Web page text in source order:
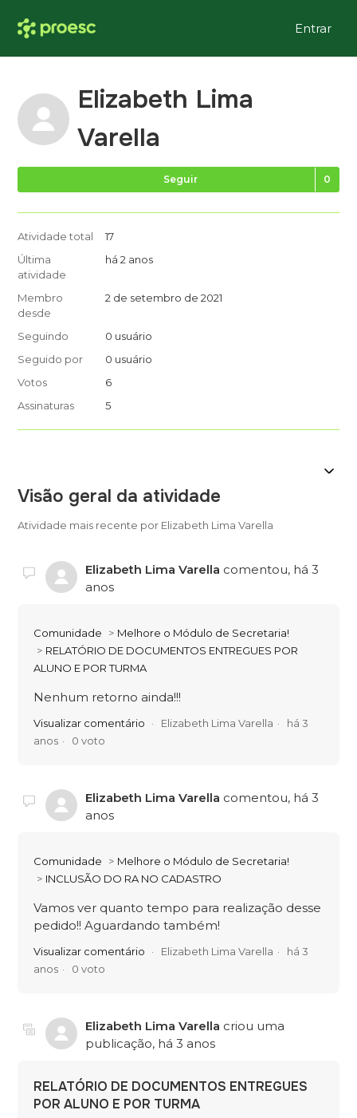
Entrar
Elizabeth Lima
Varella
Seguir
Atividade total
17
Última
atividade
há 2 anos
Membro
desde
2 de setembro de 2021
Seguindo
0 usuário
Seguido por
0 usuário
Votos
6
Assinaturas
5
Visão geral da atividade
Atividade mais recente por Elizabeth Lima Varella
Elizabeth Lima Varella comentou, há 3
anos
Comunidade
Melhore o Módulo de Secretaria!
RELATÓRIO DE DOCUMENTOS ENTREGUES POR
ALUNO E POR TURMA
Nenhum retorno ainda!!!
Visualizar comentário Elizabeth Lima Varella
há 3
anos
0 voto
Elizabeth Lima Varella comentou, há 3
anos
Comunidade
Melhore o Módulo de Secretaria!
INCLUSÃO DO RA NO CADASTRO
Vamos ver quanto tempo para realização desse
pedido!! Aguardando também!
Visualizar comentário Elizabeth Lima Varella
há 3
anos
0 voto
Elizabeth Lima Varella criou uma
publicação, há 3 anos
RELATÓRIO DE DOCUMENTOS ENTREGUES
POR ALUNO E POR TURMA